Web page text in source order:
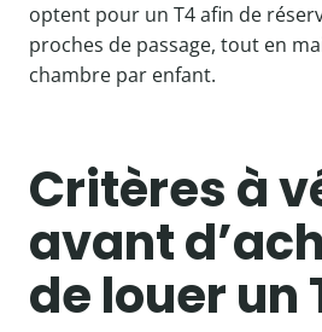
optent pour un T4 afin de
proches de passage, tout en
chambre par enfant.
Critères à
avant
de louer un